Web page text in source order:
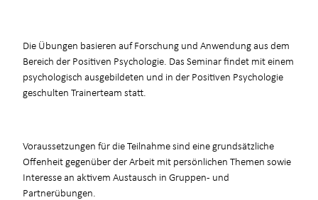
Die Übungen basieren auf Forschung und Anwendung aus dem
Bereich der Positiven Psychologie. Das Seminar findet mit einem
psychologisch ausgebildeten und in der Positiven Psychologie
geschulten Trainerteam statt.
Voraussetzungen für die Teilnahme sind eine grundsätzliche
Offenheit gegenüber der Arbeit mit persönlichen Themen sowie
Interesse an aktivem Austausch in Gruppen- und
Partnerübungen.